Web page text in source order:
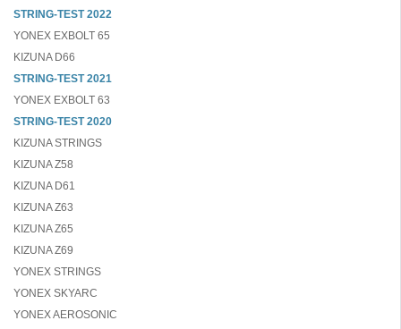
STRING-TEST 2022
YONEX EXBOLT 65
KIZUNA D66
STRING-TEST 2021
YONEX EXBOLT 63
STRING-TEST 2020
KIZUNA STRINGS
KIZUNA Z58
KIZUNA D61
KIZUNA Z63
KIZUNA Z65
KIZUNA Z69
YONEX STRINGS
YONEX SKYARC
YONEX AEROSONIC